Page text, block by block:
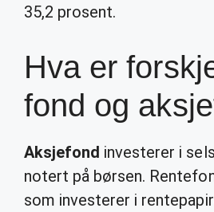
35,2 prosent.
Hva er
fond og
Aksjefond investerer i
notert på børsen.
som investerer i